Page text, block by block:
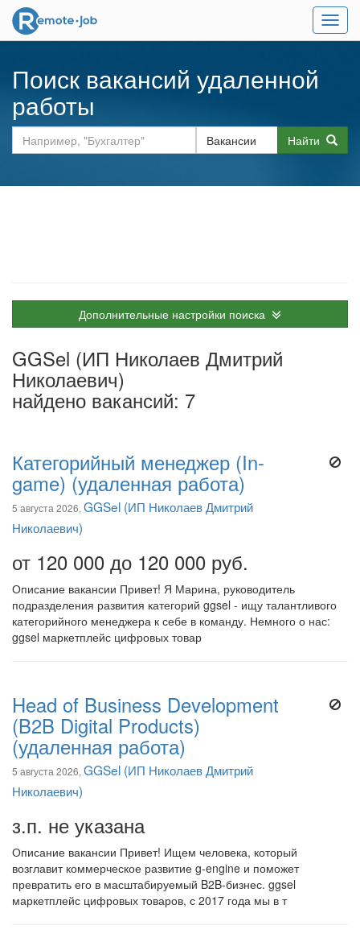
Меню
Поиск вакансий удаленной
работы
Найти
Дополнительные настройки поиска
GGSel (ИП Николаев Дмитрий
Николаевич)
найдено вакансий: 7
Категорийный менеджер (In-
game) (удаленная работа)
5 августа 2026, GGSel (ИП Николаев Дмитрий
Николаевич)
от 120 000 до 120 000 руб.
Описание вакансии Привет! Я Марина, руководитель
подразделения развития категорий ggsel - ищу талантливого
категорийного менеджера к себе в команду. Немного о нас:
ggsel маркетплейс цифровых товар
Head of Business Development
(B2B Digital Products)
(удаленная работа)
5 августа 2026, GGSel (ИП Николаев Дмитрий
Николаевич)
з.п. не указана
Описание вакансии Привет! Ищем человека, который
возглавит коммерческое развитие g-engine и поможет
превратить его в масштабируемый B2B-бизнес. ggsel
маркетплейс цифровых товаров, с 2017 года мы в т